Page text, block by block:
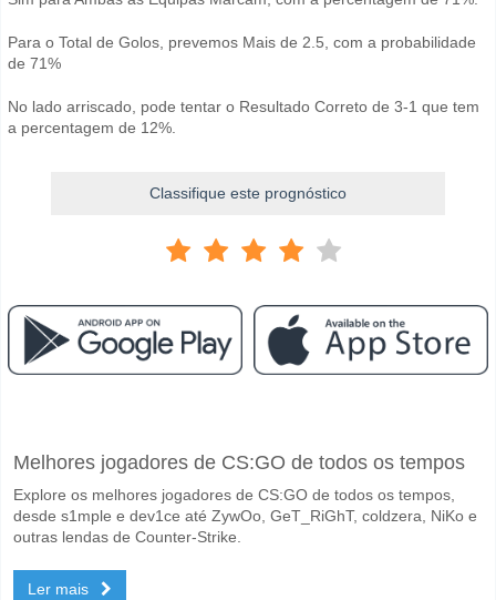
Para o Total de Golos, prevemos Mais de 2.5, com a probabilidade
de 71%
No lado arriscado, pode tentar o Resultado Correto de 3-1 que tem
a percentagem de 12%.
Classifique este prognóstico
A partida entre De Graafschap v Almere City 09 May 2026 19:00.
Quem é o time favorito para vencer entre De
De Graafschap para o Vencedor do jogo, com a probabilidade de 51%
Será que ambas as equipas marcam no jogo De
Melhores jogadores de CS:GO de todos os tempos
Explore os melhores jogadores de CS:GO de todos os tempos,
desde s1mple e dev1ce até ZywOo, GeT_RiGhT, coldzera, NiKo e
outras lendas de Counter-Strike.
Ler mais